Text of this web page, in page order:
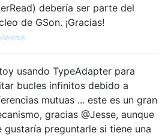
debería ser parte del
de GSon. ¡Gracias!
usando TypeAdapter para
bucles infinitos debido a
mutuas ... este es un gran
gracias @Jesse, aunque
gustaría preguntarle si tiene una